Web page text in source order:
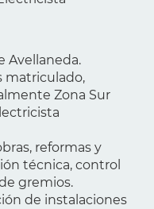
Avellaneda.
matriculado,
Zona Sur
reformas y
técnica, control
gremios.
de instalaciones